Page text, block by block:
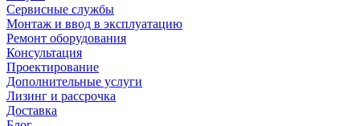
Сервисные службы
Монтаж и ввод в эксплуатацию
Ремонт оборудования
Консультация
Проектирование
Дополнительные услуги
Лизинг и рассрочка
Доставка